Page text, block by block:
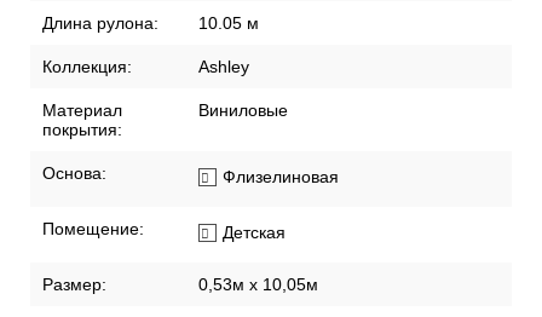
Длина рулона: 10.05 м
Коллекция: Ashley
Материал
покрытия:
Виниловые
Основа: Флизелиновая
Помещение: Детская
Размер: 0,53м x 10,05м